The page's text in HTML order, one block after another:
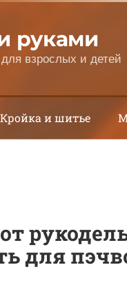
руками
взрослых и детей
Кройка и шитье
для